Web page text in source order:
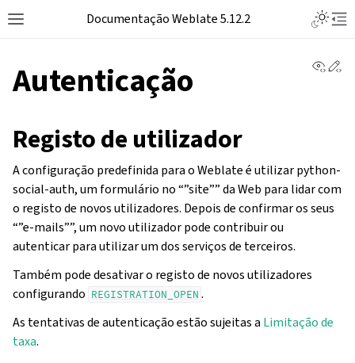
Toggle site navigation sidebar
Documentação Weblate 5.12.2
Autenticação
Registo de utilizador
A configuração predefinida para o Weblate é utilizar python-
social-auth, um formulário no “”site”” da Web para lidar com
o registo de novos utilizadores. Depois de confirmar os seus
“”e-mails””, um novo utilizador pode contribuir ou
autenticar para utilizar um dos serviços de terceiros.
Também pode desativar o registo de novos utilizadores
configurando REGISTRATION_OPEN .
As tentativas de autenticação estão sujeitas a Limitação de
taxa.